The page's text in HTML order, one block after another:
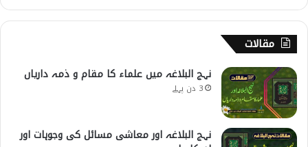
مقالات
نہج البلاغہ میں علماء کا مقام و ذمہ داریاں
3 دن پہلے
نہج البلاغہ اور معاشی مسائل کی وجوہات اور